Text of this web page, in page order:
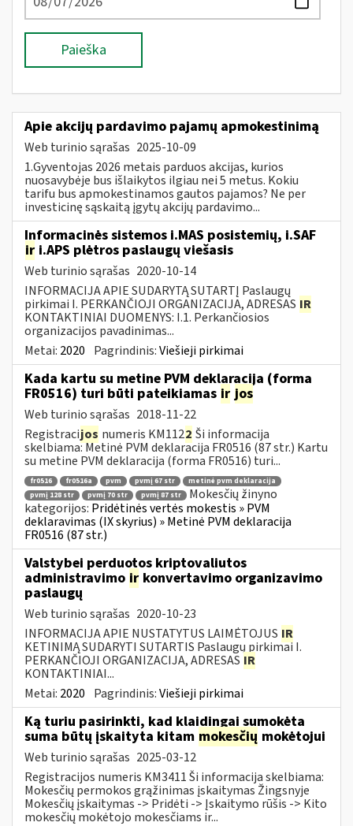
Paieška
Apie akcijų pardavimo pajamų apmokestinimą
Web turinio sąrašas 2025-10-09
1.Gyventojas 2026 metais parduos akcijas, kurios
nuosavybėje bus išlaikytos ilgiau nei 5 metus. Kokiu
tarifu bus apmokestinamos gautos pajamos? Ne per
investicinę sąskaitą įgytų akcijų pardavimo...
Informacinės sistemos i.MAS posistemių, i.SAF
ir i.APS plėtros paslaugų viešasis
Web turinio sąrašas 2020-10-14
INFORMACIJA APIE SUDARYTĄ SUTARTĮ Paslaugų
pirkimai I. PERKANČIOJI ORGANIZACIJA, ADRESAS IR
KONTAKTINIAI DUOMENYS: I.1. Perkančiosios
organizacijos pavadinimas...
Metai: 2020 Pagrindinis:Viešieji pirkimai
Kada kartu su metine PVM deklaracija (forma
FR0516) turi būti pateikiamas ir jos
Web turinio sąrašas 2018-11-22
Registracijos numeris KM1122 Ši informacija
skelbiama: Metinė PVM deklaracija FR0516 (87 str.) Kartu
su metine PVM deklaracija (forma FR0516) turi...
fr0516 fr0516a pvm pvmį 67 str
metinė pvm deklaracija
pvmį 128 str
pvmį 70 str pvmį 87 str
Mokesčių žinyno
kategorijos: Pridėtinės vertės mokestis » PVM
deklaravimas (IX skyrius) » Metinė PVM deklaracija
FR0516 (87 str.)
Valstybei perduotos kriptovaliutos
administravimo ir konvertavimo organizavimo
paslaugų
Web turinio sąrašas 2020-10-23
INFORMACIJA APIE NUSTATYTUS LAIMĖTOJUS IR
KETINIMĄ SUDARYTI SUTARTIS Paslaugų pirkimai I.
PERKANČIOJI ORGANIZACIJA, ADRESAS IR
KONTAKTINIAI...
Metai: 2020 Pagrindinis:Viešieji pirkimai
Ką turiu pasirinkti, kad klaidingai sumokėta
suma būtų įskaityta kitam mokesčių mokėtojui
Web turinio sąrašas 2025-03-12
Registracijos numeris KM3411 Ši informacija skelbiama:
Mokesčių permokos grąžinimas įskaitymas Žingsnyje
Mokesčių įskaitymas -> Pridėti -> Įskaitymo rūšis -> Kito
mokesčių mokėtojo mokesčiams ir...